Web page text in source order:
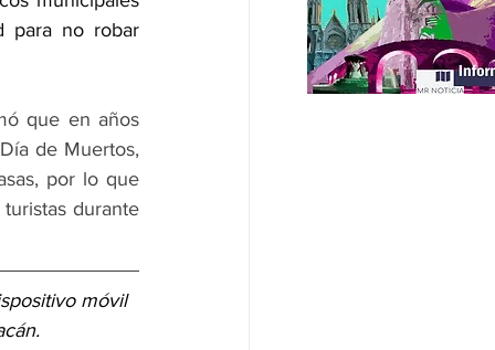
para no robar
que en años
de Muertos,
por lo que
durante
móvil